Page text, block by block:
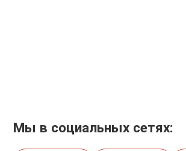
Мы в социальных сетях: